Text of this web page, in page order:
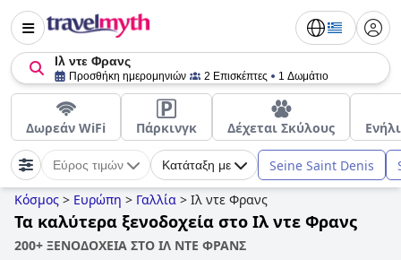
Ιλ ντε Φρανς
Προσθήκη ημερομηνιών 2 Επισκέπτες 1 Δωμάτιο
Δωρεάν WiFi Πάρκινγκ Δέχεται Σκύλους
Εύρος τιμών Κατάταξη με Seine Saint Denis
Κόσμος > Ευρώπη > Γαλλία > Ιλ ντε Φρανς
Τα καλύτερα ξενοδοχεία στο Ιλ ντε Φρανς
200+ ΞΕΝΟΔΟΧΕΙΑ ΣΤΟ ΙΛ ΝΤΕ ΦΡΑΝΣ